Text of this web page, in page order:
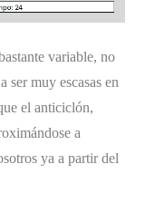
variable, no
ser muy escasas en
el anticiclón,
a
ya a partir del